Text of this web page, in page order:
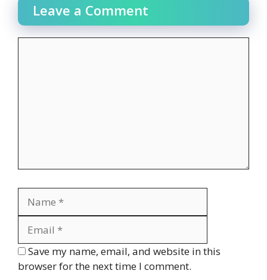
Leave a Comment
Save my name, email, and website in this
browser for the next time I comment.